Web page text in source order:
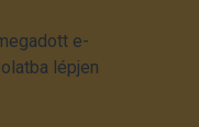
e-
lépjen